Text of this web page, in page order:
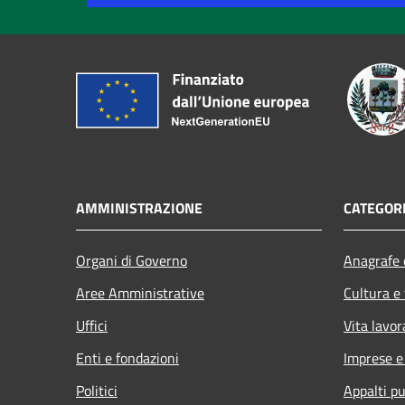
AMMINISTRAZIONE
Organi di Governo
Aree Amministrative
Uffici
Enti e fondazioni
Politici
Cultura
Vita
Imprese
Appalti